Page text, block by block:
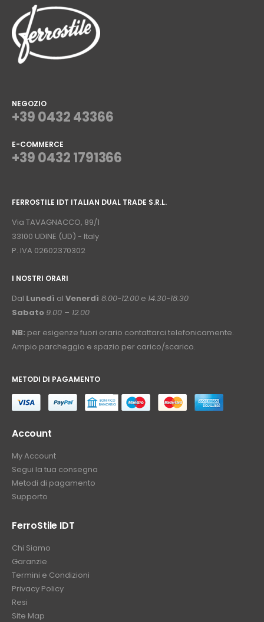
NEGOZIO
+39 0432 43366
E-COMMERCE
+39 0432 1791366
FERROSTILE IDT ITALIAN DUAL TRADE S.R.L.
Via TAVAGNACCO, 89/1
33100 UDINE (UD) - Italy
P. IVA 02602370302
I NOSTRI ORARI
Dal Lunedì al Venerdì 8.00-12.00 e 14.30-18.30
Sabato 9.00 – 12.00
NB: per esigenze fuori orario contattarci telefonicamente.
Ampio parcheggio e spazio per carico/scarico.
METODI DI PAGAMENTO
Account
My Account
Segui la tua consegna
Metodi di pagamento
Supporto
FerroStile IDT
Chi Siamo
Garanzie
Termini e Condizioni
Privacy Policy
Resi
Site Map